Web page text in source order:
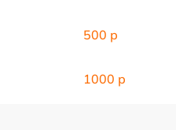
500 р
1000 р